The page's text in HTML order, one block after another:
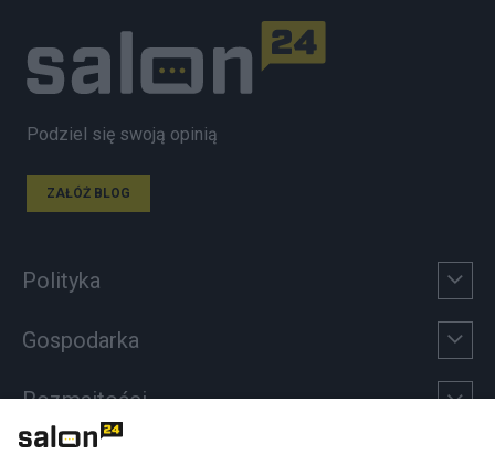
Podziel się swoją opinią
ZAŁÓŻ BLOG
Polityka
Gospodarka
Rozmaitości